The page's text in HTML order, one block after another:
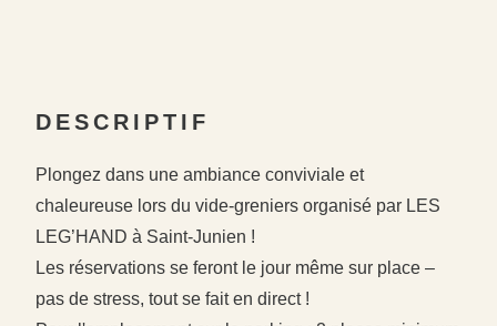
DESCRIPTIF
Plongez dans une ambiance conviviale et
chaleureuse lors du vide-greniers organisé par LES
LEG’HAND à Saint-Junien !
Les réservations se feront le jour même sur place –
pas de stress, tout se fait en direct !